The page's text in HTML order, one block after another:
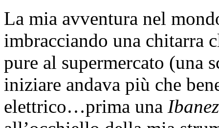
La mia avventura nel
imbracciando una chitarra
pure al supermercato (una
iniziare andava più che
elettrico…prima una Ibanez